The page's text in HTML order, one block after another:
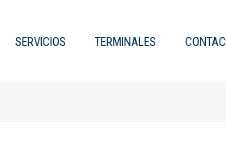
SERVICIOS TERMINALES